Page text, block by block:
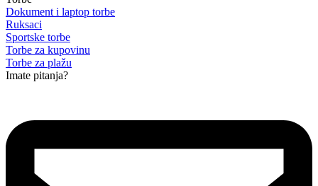
Dokument i laptop torbe
Ruksaci
Sportske torbe
Torbe za kupovinu
Torbe za plažu
Imate pitanja?